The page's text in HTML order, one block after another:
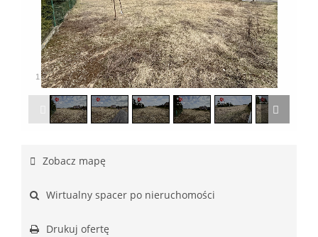
1 /7
Zobacz mapę
Wirtualny spacer po nieruchomości
Drukuj ofertę